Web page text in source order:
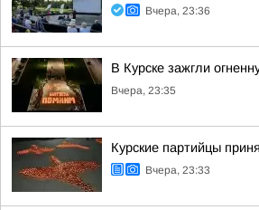
Вчера, 23:36
В Курске зажгли
Вчера, 23:35
Курские партийцы
Вчера, 23:33